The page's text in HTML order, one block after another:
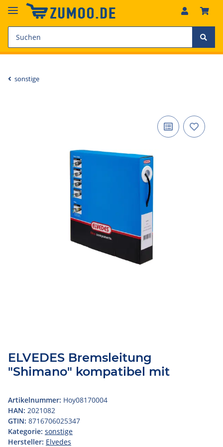
sonstige
ELVEDES Bremsleitung
"Shimano" kompatibel mit
Artikelnummer: Hoy08170004
HAN: 2021082
GTIN: 8716706025347
Kategorie: sonstige
Hersteller: Elvedes